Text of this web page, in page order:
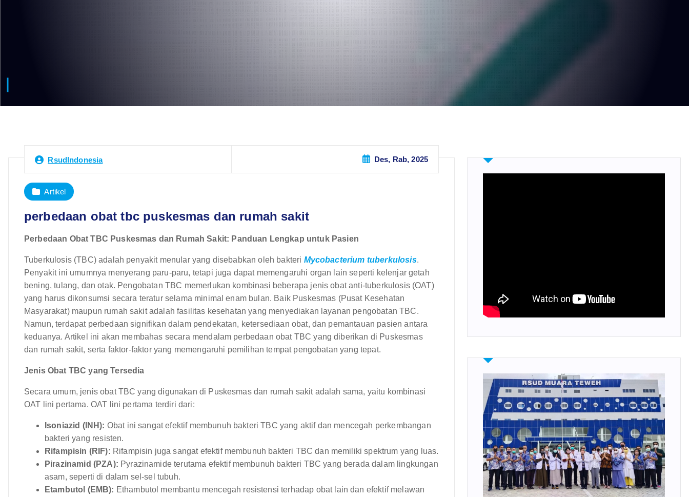
RsudIndonesia Des, Rab, 2025
Artikel
perbedaan obat tbc puskesmas dan rumah sakit
Perbedaan Obat TBC Puskesmas dan Rumah Sakit: Panduan Lengkap untuk Pasien
Tuberkulosis (TBC) adalah penyakit menular yang disebabkan oleh bakteri Mycobacterium tuberkulosis.
Penyakit ini umumnya menyerang paru-paru, tetapi juga dapat memengaruhi organ lain seperti kelenjar getah
bening, tulang, dan otak. Pengobatan TBC memerlukan kombinasi beberapa jenis obat anti-tuberkulosis (OAT)
yang harus dikonsumsi secara teratur selama minimal enam bulan. Baik Puskesmas (Pusat Kesehatan
Masyarakat) maupun rumah sakit adalah fasilitas kesehatan yang menyediakan layanan pengobatan TBC.
Namun, terdapat perbedaan signifikan dalam pendekatan, ketersediaan obat, dan pemantauan pasien antara
keduanya. Artikel ini akan membahas secara mendalam perbedaan obat TBC yang diberikan di Puskesmas
dan rumah sakit, serta faktor-faktor yang memengaruhi pemilihan tempat pengobatan yang tepat.
Jenis Obat TBC yang Tersedia
Secara umum, jenis obat TBC yang digunakan di Puskesmas dan rumah sakit adalah sama, yaitu kombinasi
OAT lini pertama. OAT lini pertama terdiri dari:
Isoniazid (INH): Obat ini sangat efektif membunuh bakteri TBC yang aktif dan mencegah perkembangan
bakteri yang resisten.
Rifampisin (RIF): Rifampisin juga sangat efektif membunuh bakteri TBC dan memiliki spektrum yang luas.
Pirazinamid (PZA): Pyrazinamide terutama efektif membunuh bakteri TBC yang berada dalam lingkungan
asam, seperti di dalam sel-sel tubuh.
Etambutol (EMB): Ethambutol membantu mencegah resistensi terhadap obat lain dan efektif melawan